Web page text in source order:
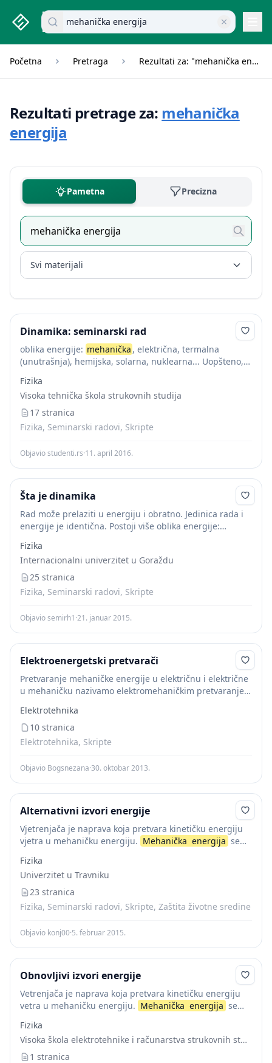
studenti.rs home page
Pretraži dokumente
Početna Pretraga Rezultati za: "mehanička energija"
Rezultati pretrage za: mehanička
energija
Pametna Precizna
Svi materijali
Dinamika: seminarski rad
oblika energije: mehanička , električna, termalna
(unutrašnja), hemijska, solarna, nuklearna... Uopšteno,
energije.
sastava tela je zbroj kinetičke i potencijalne energije tih
tela....
Fizika
Visoka tehnička škola strukovnih studija
17 stranica
Fizika, Seminarski radovi, Skripte
Objavio studenti.rs·11. april 2016.
Šta je dinamika
Rad može prelaziti u energiju i obratno. Jedinica rada i
energije je identična. Postoji više oblika energije:
solarna, nuklearna...Uopšteno, postoje mehanički i
nemehanički oblici energije. Mehanička
Fizika
Internacionalni univerzitet u Goraždu
25 stranica
Fizika, Seminarski radovi, Skripte
Objavio semirh1·21. januar 2015.
Elektroenergetski pretvarači
Pretvaranje mehaničke energije u električnu i električne
u mehaničku nazivamo elektromehaničkim pretvaranjem
srećemo u fazi proizvodnje električne energije, dok
obrnutu transformaciju realizujemo kada...
Elektrotehnika
10 stranica
Elektrotehnika, Skripte
Objavio Bogsnezana·30. oktobar 2013.
Alternativni izvori energije
Vjetrenjača je naprava koja pretvara kinetičku energiju
vjetra u mehaničku energiju. Mehanička energija se
brašna) ili da se pretvara dalje, na primjer u...
Fizika
Univerzitet u Travniku
23 stranica
Fizika, Seminarski radovi, Skripte, Zaštita životne sredine
Objavio konj00·5. februar 2015.
Obnovljivi izvori energije
Vetrenjača je naprava koja pretvara kinetičku energiju
vetra u mehaničku energiju. Mehanička energija se
brašna) ili da se pretvara dalje, na primer u...
Fizika
Visoka škola elektrotehnike i računarstva strukovnih studija
1 stranica